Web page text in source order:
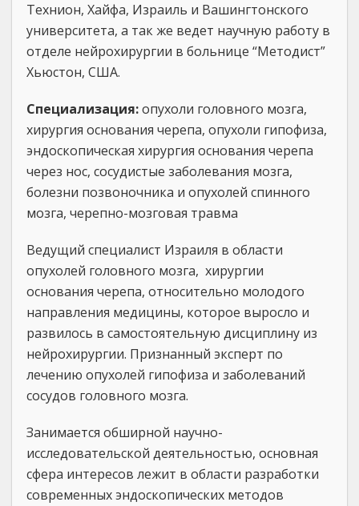
Технион, Хайфа, Израиль и Вашингтонского
университета, а так же ведет научную работу в
отделе нейрохирургии в больнице “Методист”
Хьюстон, США.
Специализация:опухоли головного мозга,
хирургия основания черепа, опухоли гипофиза,
эндоскопическая хирургия основания черепа
через нос, сосудистые заболевания мозга,
болезни позвоночника и опухолей спинного
мозга, черепно-мозговая травма
Ведущий специалист Израиля в области
опухолей головного мозга, хирургии
основания черепа, относительно молодого
направления медицины, которое выросло и
развилось в самостоятельную дисциплину из
нейрохирургии. Признанный эксперт по
лечению опухолей гипофиза и заболеваний
сосудов головного мозга.
Занимается обширной научно-
исследовательской деятельностью, основная
сфера интересов лежит в области разработки
современных эндоскопических методов